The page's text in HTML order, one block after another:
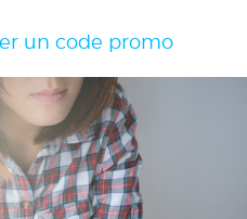
un code promo